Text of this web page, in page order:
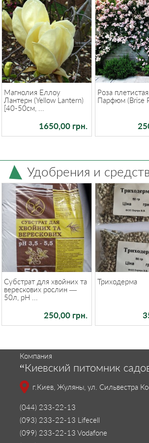
Магнолия Еллоу
Лантерн (Yellow Lantern)
[40-50см, ...
1650,00 грн.
Роза
Парфюм (Brise
Удобрения и
Субстрат для хвойних та
верескових рослин —
50л, pH ...
250,00 грн.
Триходерма
Компания
“Киевский питомник
г.Киев, Жуляны, ул. Сильвестра
(044) 233-22-13
(093) 233-22-13 Lifecell
(099) 233-22-13 Vodafone